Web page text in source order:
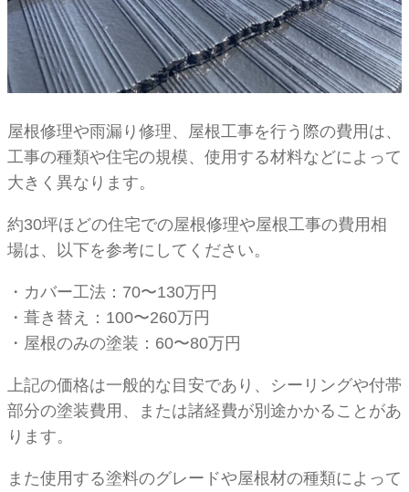
屋根修理や雨漏り修理、屋根工事を行う際の費用は、
工事の種類や住宅の規模、使用する材料などによって
大きく異なります。
約30坪ほどの住宅での屋根修理や屋根工事の費用相
場は、以下を参考にしてください。
・カバー工法：70〜130万円
・葺き替え：100〜260万円
・屋根のみの塗装：60〜80万円
上記の価格は一般的な目安であり、シーリングや付帯
部分の塗装費用、または諸経費が別途かかることがあ
ります。
また使用する塗料のグレードや屋根材の種類によって